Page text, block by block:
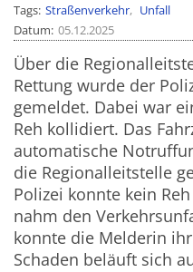
Tags Straßenverkehr
Unfall
Datum 05.12.2025
Über die
Rettung wurde der
gemeldet. Dabei war
Reh kollidiert. Das
automatische
die Regionalleitstelle
Polizei konnte kein
nahm den
konnte die Melderin
Schaden beläuft sich